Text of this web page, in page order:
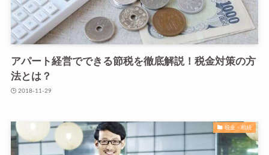
アパート経営でできる節税を徹底解説！税金対策の方
法とは？
2018-11-29
税金・相続